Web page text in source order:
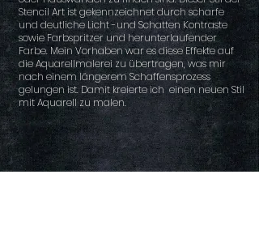
Stencil Art ist gekennzeichnet durch scharfe
und deutliche Licht -und Schatten Kontraste
sowie Farbspritzer und herunterlaufender
Farbe. Mein Vorhaben war es diese Effekte auf
die Aquarellmalerei zu übertragen, was mir
nach einem längerem Schaffensprozess
gelungen ist. Damit kreierte ich einen neuen Stil
mit Aquarell zu malen.